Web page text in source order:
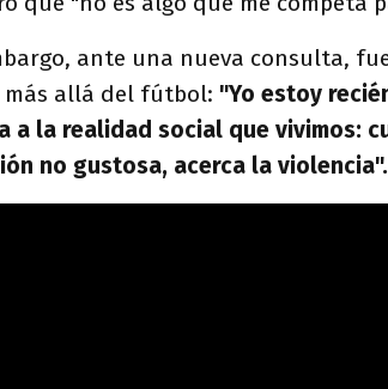
ante una nueva consulta,
más allá del fútbol: "Yo estoy
a la realidad social que vivimos:
no gustosa, acerca la violencia".